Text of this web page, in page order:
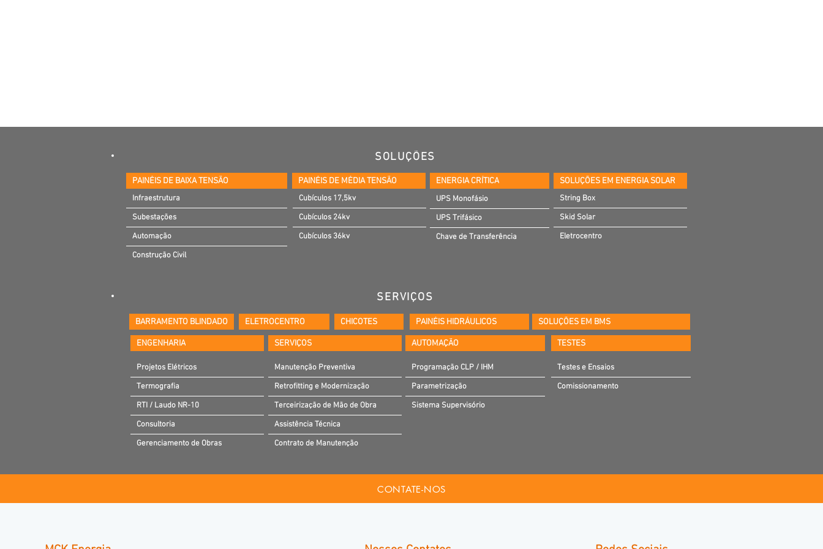
SOLUÇÕES
PAINÉIS DE BAIXA TENSÃO
Infraestrutura
Subestações
Automação
Construção Civil
Infraestrutura
Subestações
Automação
Construção Civil
PAINÉIS DE MÉDIA TENSÃO
Cubículos 17,5kv
Cubículos 24kv
Cubículos 36kv
ENERGIA CRÍTICA
UPS Monofásio
UPS Trifásico
Chave de Transferência
SOLUÇÕES EM ENERGIA SOLAR
String Box
Skid Solar
Eletrocentro
SERVIÇOS
BARRAMENTO BLINDADO ELETROCENTRO CHICOTES PAINÉIS HIDRÁULICOS SOLUÇÕES EM BMS
ENGENHARIA SERVIÇOS AUTOMAÇÃO TESTES
Projetos Elétricos
Termografia
RTI / Laudo NR-10
Consultoria
Gerenciamento de Obras
Manutenção Preventiva
Retrofitting e Modernização
Terceirização de Mão de Obra
Assistência Técnica
Contrato de Manutenção
Programação CLP / IHM
Parametrização
Sistema Supervisório
Testes e Ensaios
Comissionamento
CONTATE-NOS